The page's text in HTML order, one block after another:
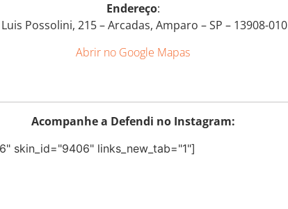
Endereço:
Possolini, 215 – Arcadas, Amparo – SP – 13908-010
Abrir no Google Mapas
Acompanhe a Defendi no Instagram:
skin_id="9406" links_new_tab="1"]